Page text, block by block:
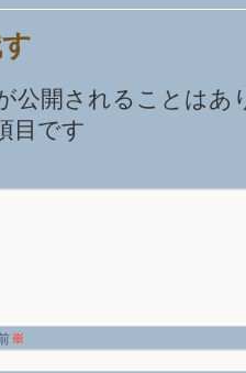
公開されることはあ
目です
※